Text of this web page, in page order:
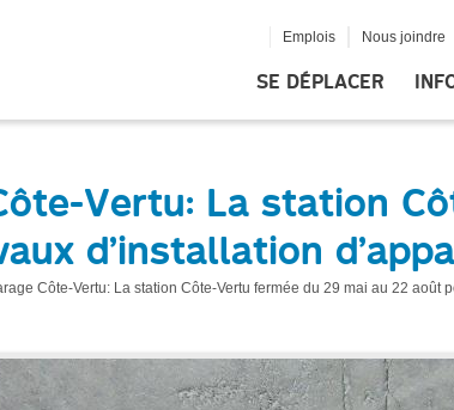
SE DÉPLACER
Emplois Nous joindre
Vertu: La station
d’installation
Côte-Vertu: La station Côte-Vertu fermée du 29 mai au 22 août